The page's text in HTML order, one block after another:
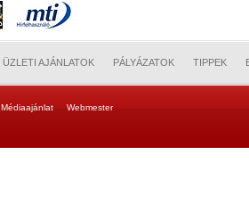
ÜZLETI AJÁNLATOK PÁLYÁZATOK TIPPEK
Médiaajánlat Webmester